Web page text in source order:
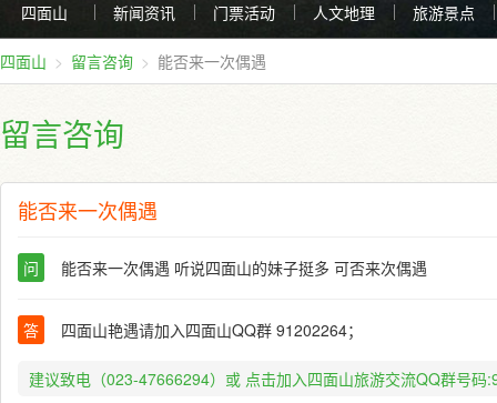
四面山 新闻资讯 门票活动 人文地理 旅游景点
四面山 留言咨询 能否来一次偶遇
留言咨询
能否来一次偶遇
问 能否来一次偶遇 听说四面山的妹子挺多 可否来次偶遇
答 四面山艳遇请加入四面山QQ群 91202264；
建议致电（023-47666294）或 点击加入四面山旅游交流QQ群号码